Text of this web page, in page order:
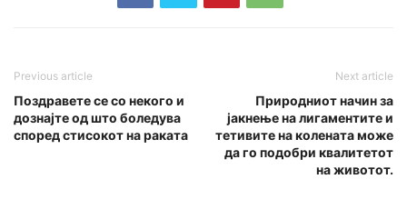
Previous article
Поздравете се со некого и
дознајте од што боледува
според стисокот на раката
Next article
Природниот начин за
јакнење на лигаментите и
тетивите на колената може
да го подобри квалитетот
на животот.